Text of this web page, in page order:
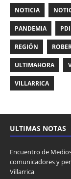
NOTICIA
PANDEMIA PDI
REGIÓN
ULTIMAHORA
VILLARRICA
ULTIMAS NOTAS
Encuentro de
comunicadores y
Villarrica